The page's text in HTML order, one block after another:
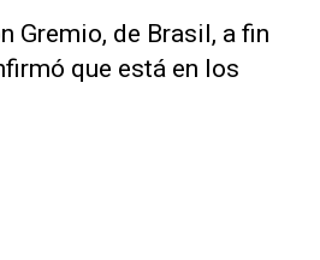
Gremio, de Brasil, a fin
que está en los